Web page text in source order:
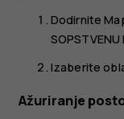
Dodirnite
SOPSTVENU
Izaberite
Ažuriranje